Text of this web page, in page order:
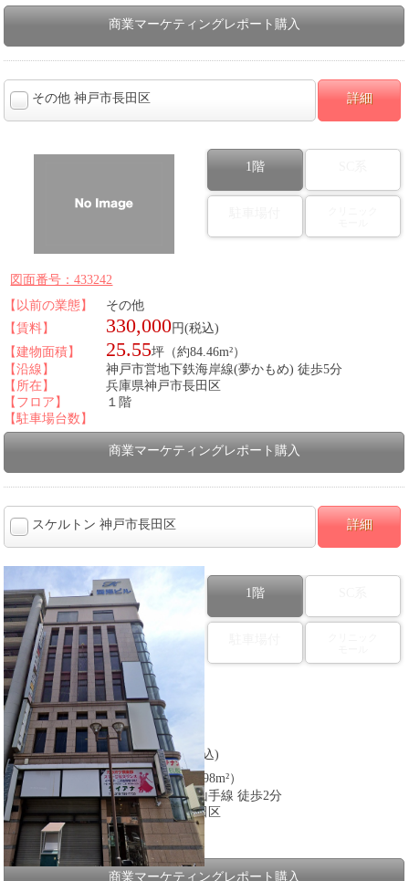
商業マーケティングレポート購入
その他 神戸市長田区 詳細
1階
図面番号：433242
【以前の業態】
その他
【賃料】
330,000円(税込)
【建物面積】
25.55坪（約84.46m²）
【沿線】
神戸市営地下鉄海岸線(夢かもめ) 徒歩5分
【所在】
兵庫県神戸市長田区
【フロア】
１階
【駐車場台数】
商業マーケティングレポート購入
スケルトン 神戸市長田区 詳細
1階
図面番号：432985
【以前の業態】
スケルトン
【賃料】
807,510円(税込)
【建物面積】
73.2坪（約241.98m²）
【沿線】
神戸市営地下鉄山手線 徒歩2分
【所在】
兵庫県神戸市長田区
【フロア】
１階
【駐車場台数】
商業マーケティングレポート購入